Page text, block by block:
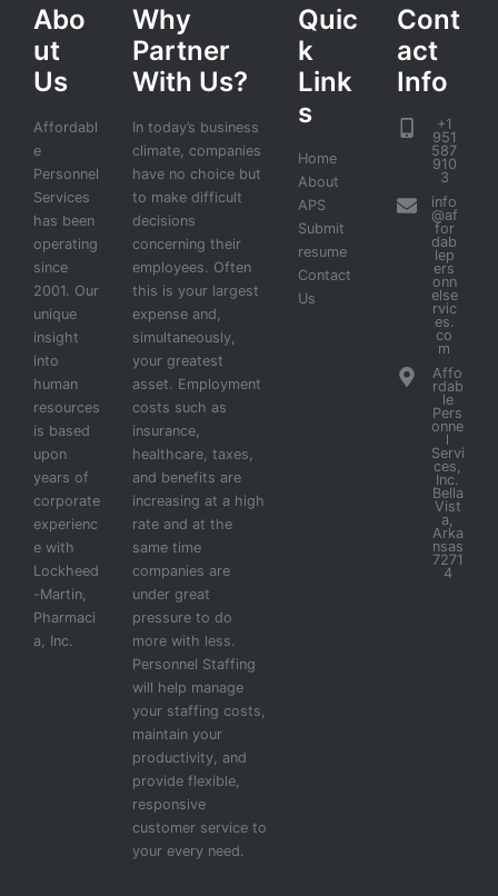
Abo
ut
Us
Affordabl
e
Personnel
Services
has been
operating
since
2001. Our
unique
insight
into
human
resources
is based
upon
years of
corporate
experienc
e with
Lockheed
-Martin,
Pharmaci
a, Inc.
Why
Partner
With Us?
In today’s business
climate, companies
have no choice but
to make difficult
decisions
concerning their
employees. Often
this is your largest
expense and,
simultaneously,
your greatest
asset. Employment
costs such as
insurance,
healthcare, taxes,
and benefits are
increasing at a high
rate and at the
same time
companies are
under great
pressure to do
more with less.
Personnel Staffing
will help manage
your staffing costs,
maintain your
productivity, and
provide flexible,
responsive
customer service to
your every need.
Quic
k
Link
s
Home
About
APS
Submit
resume
Contact
Us
Cont
act
Info
+1
951
587
910
3
info
@af
for
dab
lep
ers
onn
else
rvic
es.
co
m
Affo
rdab
le
Pers
onne
l
Servi
ces,
Inc.
Bella
Vist
a,
Arka
nsas
7271
4